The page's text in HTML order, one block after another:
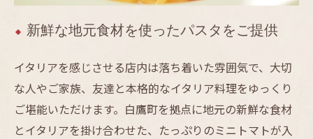
新鮮な地元食材を使ったパスタをご提供
イタリアを感じさせる店内は落ち着いた雰囲気で、大切
な人やご家族、友達と本格的なイタリア料理をゆっくり
ご堪能いただけます。白鷹町を拠点に地元の新鮮な食材
とイタリアを掛け合わせた、たっぷりのミニトマトが入